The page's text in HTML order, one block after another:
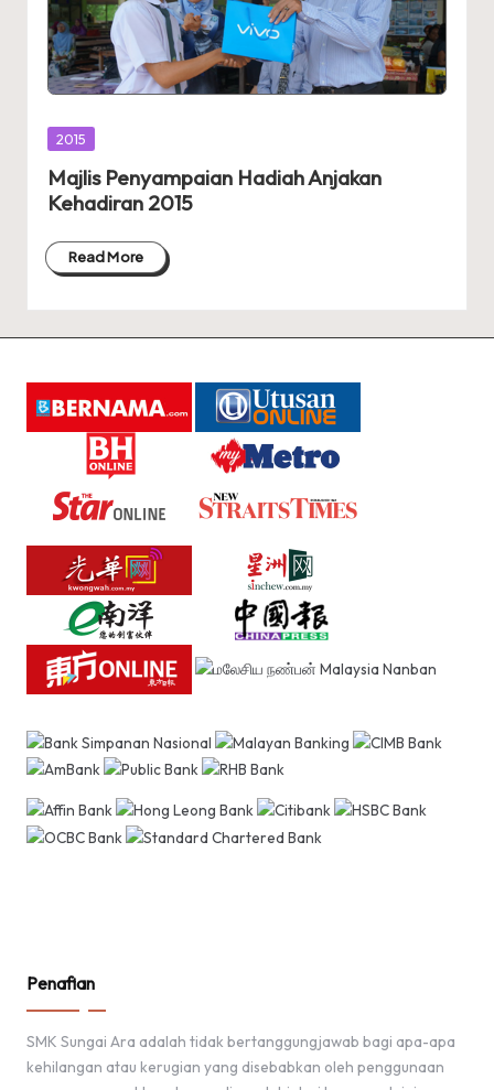
Posted
2015
Majlis Penyampaian Hadiah Anjakan
Kehadiran 2015
Read More
Penafian
SMK Sungai Ara adalah tidak bertanggungjawab bagi apa-apa
kehilangan atau kerugian yang disebabkan oleh penggunaan